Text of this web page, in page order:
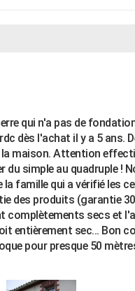
qui n'a pas de
dès l'achat il y a 5 ans.
maison. Attention
du simple au quadruple !
la famille qui a vérifié les
des produits (garantie
complètements secs et
entièrement sec... Bon
pour presque 50